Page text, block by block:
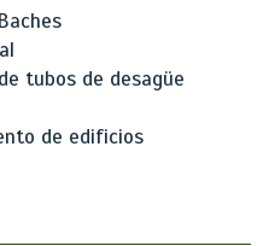
tubos de desagüe
de edificios